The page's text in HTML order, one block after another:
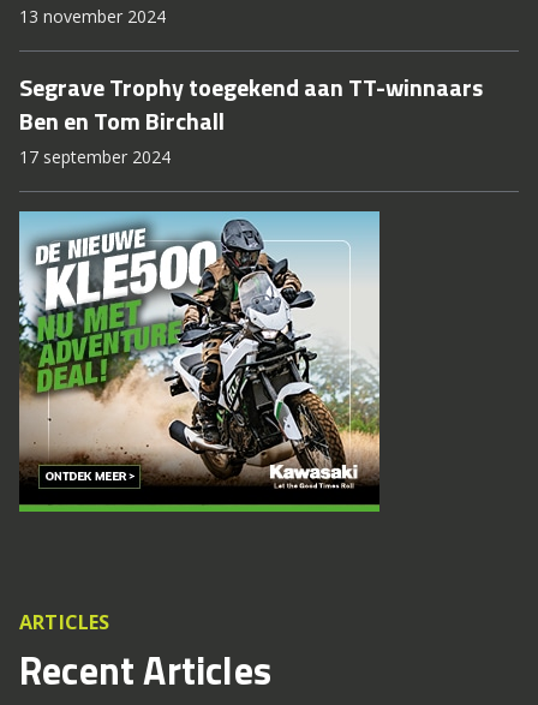
13 november 2024
Segrave Trophy toegekend aan TT-winnaars
Ben en Tom Birchall
17 september 2024
ARTICLES
Recent Articles